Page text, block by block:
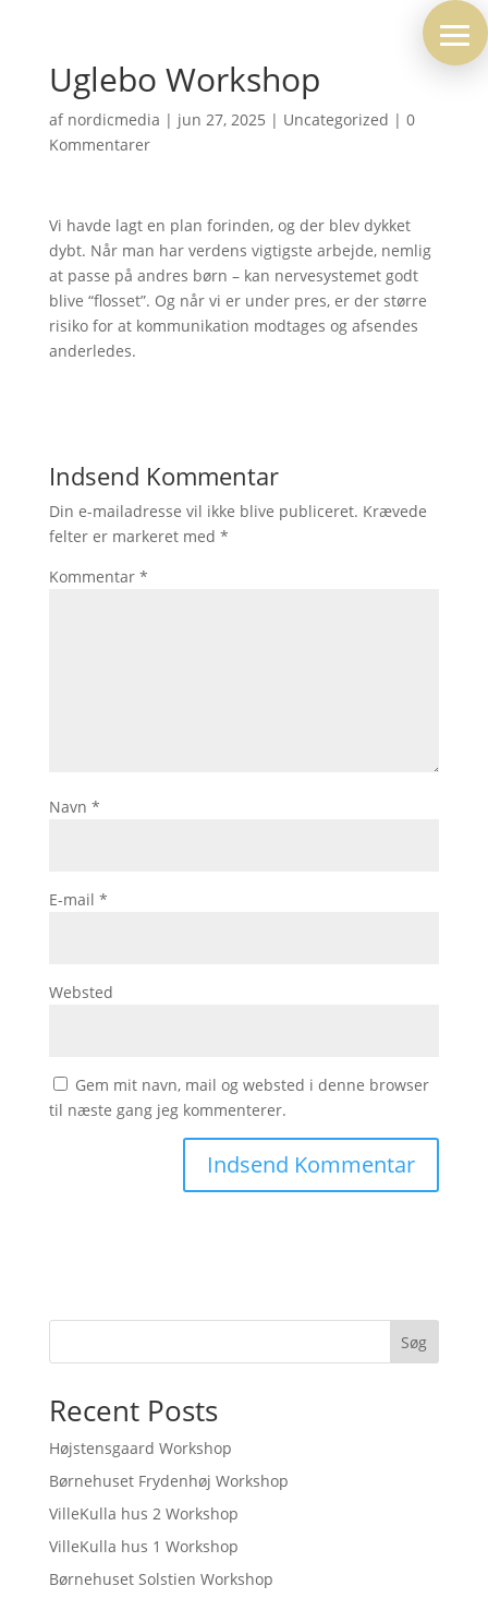
Uglebo Workshop
af nordicmedia | jun 27, 2025 | Uncategorized | 0
Kommentarer
Vi havde lagt en plan forinden, og der blev dykket
dybt. Når man har verdens vigtigste arbejde, nemlig
at passe på andres børn – kan nervesystemet godt
blive “flosset”. Og når vi er under pres, er der større
risiko for at kommunikation modtages og afsendes
anderledes.
Indsend Kommentar
Din e-mailadresse vil ikke blive publiceret. Krævede
felter er markeret med *
Kommentar *
Navn *
E-mail *
Websted
Gem mit navn, mail og websted i denne browser
til næste gang jeg kommenterer.
Søg
Recent Posts
Højstensgaard Workshop
Børnehuset Frydenhøj Workshop
VilleKulla hus 2 Workshop
VilleKulla hus 1 Workshop
Børnehuset Solstien Workshop